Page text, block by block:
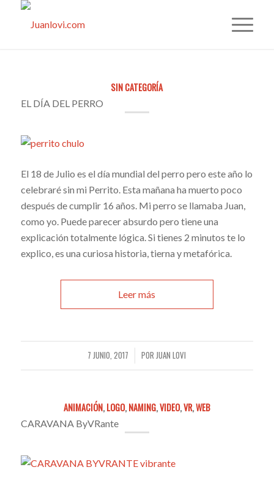
SIN CATEGORÍA
EL DÍA DEL PERRO
El 18 de Julio es el día mundial del perro pero este año lo
celebraré sin mi Perrito. Esta mañana ha muerto poco
después de cumplir 16 años. Mi perro se llamaba Juan,
como yo. Puede parecer absurdo pero tiene una
explicación totalmente lógica. Si tienes 2 minutos te lo
explico, es una curiosa historia, tierna y metafórica.
Leer más
7 JUNIO, 2017
/ POR JUAN LOVI
ANIMACIÓN,LOGO,NAMING,VIDEO,VR,WEB
CARAVANA ByVRante